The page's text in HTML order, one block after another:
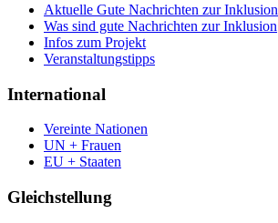
Aktuelle Gute Nachrichten zur Inklusion
Was sind gute Nachrichten zur Inklusion
Infos zum Projekt
Veranstaltungstipps
International
Vereinte Nationen
UN + Frauen
EU + Staaten
Gleichstellung